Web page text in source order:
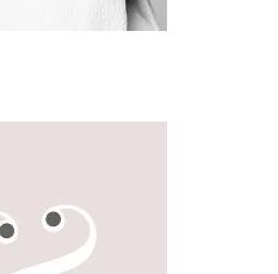
STYLE